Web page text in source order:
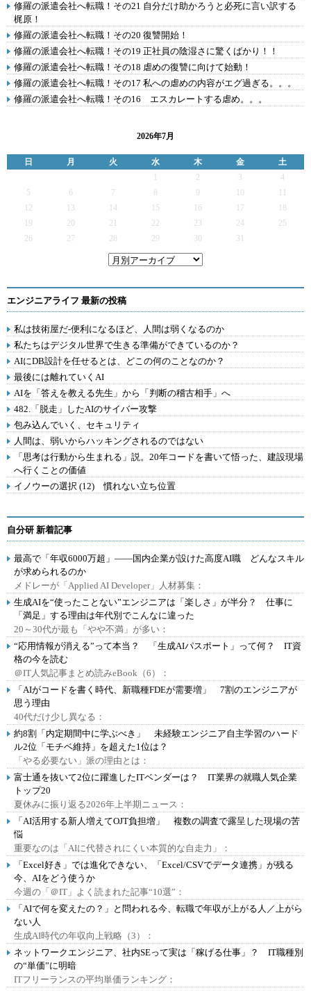
修羅の派遣会社へ転職！その21 自分だけ助かろうと必死に言い訳する
梶原！
修羅の派遣会社へ転職！その20 復讐開始！
修羅の派遣会社へ転職！その19 正社員の陰湿さに驚くばかり！！
修羅の派遣会社へ転職！その18 虐めの復讐に向けて始動！
修羅の派遣会社へ転職！その17 私への虐めの内容がエグ過ぎる。。。
修羅の派遣会社へ転職！その16 エスカレートする虐め。。。
2026年7月
日 月 火 水 木 金
土
2 3
4
5
6 7 9
12
13 14 15 16 17
19
20 21 22 23 24
25
26
27 28 29 30 31
エンジニアライフ 最新の投稿
私は技術屋だ-便利になるほど、人間は弱くなるのか
私たちはデジタル世界で生きる準備ができているのか？
AIにDB設計を任せるとは、どこの何のことなのか？
最後には離れていくAI
AIを「答えを教える先生」から「判断の稽古相手」へ
482.「脱走」したAIのサイバー攻撃
包み込んでいく、セキュリティ
人間は、弱いからハッキングされるのではない
「思考は行動から生まれる」説。20年コードを書いて悟った、建設現場
へ行くことの価値
イノウーの選択 (12) 慣れない立ち位置
自分研 新着記事
最高で「年収6000万超」――国内企業が設けた高度AI職 どんなスキル
が求められるのか
メドレーが「Applied AI Developer」人材募集：
生成AIを“使ったことない”エンジニアは「楽しさ」が半分？ 仕事に
「満足」する理由は年代別でこんなに違った
20～30代が最も「やや不満」が多い：
“応用情報が消える”って本当？ 「生成AIパスポート」って何？ IT資
格の今を読む
＠IT人気記事まとめ読みeBook（6）：
「AIがコードを書く時代、新職種FDEが需要増」 7割のエンジニアが
思う理由
40代だけ少し異なる：
約8割「内定期間中に学ぶべき」 未経験エンジニア自主学習のハード
ル2位「モチベ維持」を超えた1位は？
「やる必要ない」派の理由とは：
富士通を抜いて2位に躍進したITベンダーは？ IT業界の就職人気企業
トップ20
夏休みに振り返る2026年上半期ニュース：
「AI活用する新人増えてOJT負担増」 複数の調査で露呈した現場の苦
悩
重要なのは「AIに代替されにくい本質的な自走力」：
「Excel好き」では進化できない、「Excel/CSVでデータ連携」が残る
今、AIをどう使うか
今週の「＠IT」よく読まれた記事“10選”：
「AIで何を変えたの？」と問われる今、転職で年収が上がる人／上がら
ない人
生成AI時代の年収向上戦略（3）：
ネットワークエンジニア、社内SEって実は「稼げる仕事」？ IT職種別
の“単価”に明暗
ITフリーランスの平均単価ランキング：